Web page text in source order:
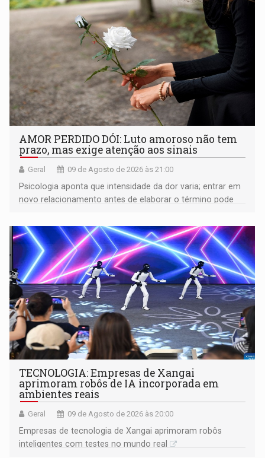
AMOR PERDIDO DÓI: Luto amoroso não tem
prazo, mas exige atenção aos sinais
Geral 09 de Agosto de 2026 às 21:00
Psicologia aponta que intensidade da dor varia; entrar em
novo relacionamento antes de elaborar o término pode
TECNOLOGIA: Empresas de Xangai
aprimoram robôs de IA incorporada em
ambientes reais
Geral 09 de Agosto de 2026 às 20:00
Empresas de tecnologia de Xangai aprimoram robôs
inteligentes com testes no mundo real